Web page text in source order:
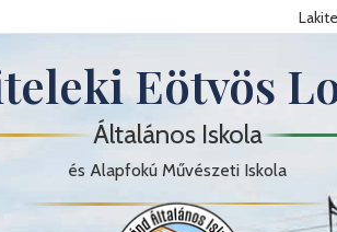
Eötvös
Általános Iskola
és Alapfokú Művészeti Iskola